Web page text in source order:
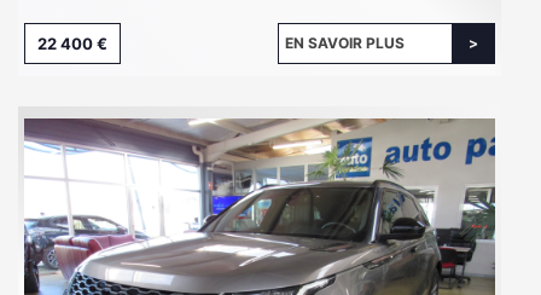
22 400 € EN SAVOIR PLUS